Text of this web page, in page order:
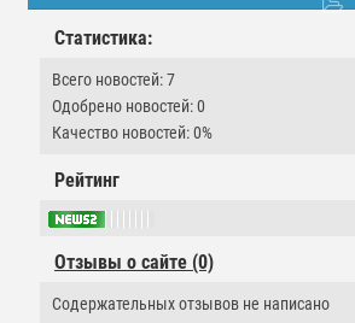
Статистика:
Всего новостей: 7
Одобрено новостей: 0
Качество новостей: 0%
Рейтинг
Отзывы о сайте (0)
Содержательных отзывов не написано